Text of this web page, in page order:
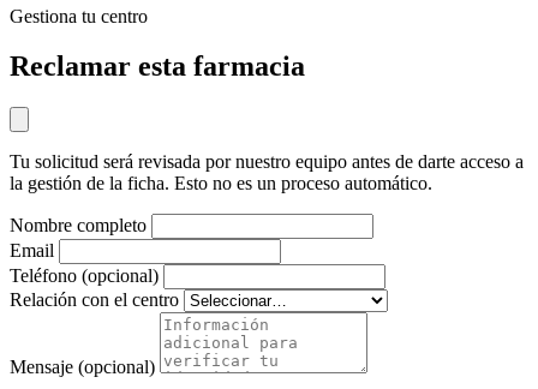
Gestiona tu centro
Reclamar esta farmacia
Tu solicitud será revisada por nuestro equipo antes de darte acceso a
la gestión de la ficha. Esto no es un proceso automático.
Nombre completo
Email
Teléfono (opcional)
Relación con el centro
Mensaje (opcional)